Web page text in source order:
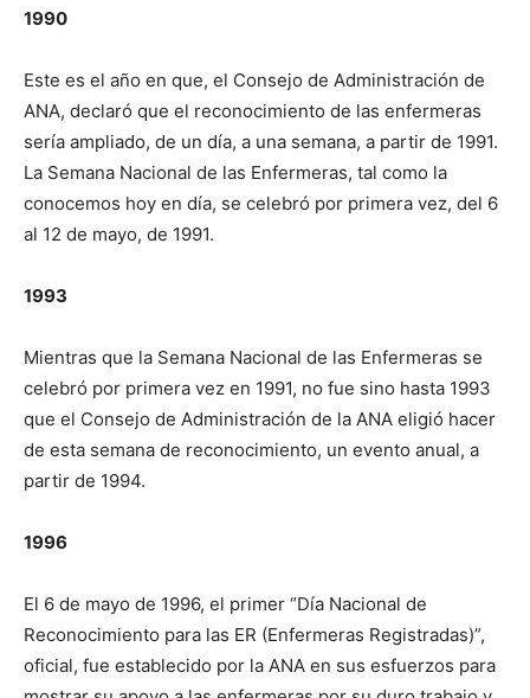
1990
Este es el año en que, el Consejo de Administración de
ANA, declaró que el reconocimiento de las enfermeras
sería ampliado, de un día, a una semana, a partir de 1991.
La Semana Nacional de las Enfermeras, tal como la
conocemos hoy en día, se celebró por primera vez, del 6
al 12 de mayo, de 1991.
1993
Mientras que la Semana Nacional de las Enfermeras se
celebró por primera vez en 1991, no fue sino hasta 1993
que el Consejo de Administración de la ANA eligió hacer
de esta semana de reconocimiento, un evento anual, a
partir de 1994.
1996
El 6 de mayo de 1996, el primer “Día Nacional de
Reconocimiento para las ER (Enfermeras Registradas)”,
oficial, fue establecido por la ANA en sus esfuerzos para